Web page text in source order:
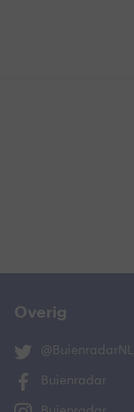
Overig
@BuienradarNL
Buienradar